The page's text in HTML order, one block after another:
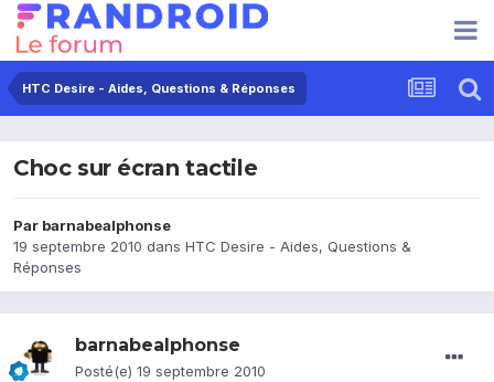
HTC Desire - Aides, Questions & Réponses
Choc sur écran tactile
Par barnabealphonse
19 septembre 2010 dans HTC Desire - Aides, Questions &
Réponses
barnabealphonse
Posté(e) 19 septembre 2010